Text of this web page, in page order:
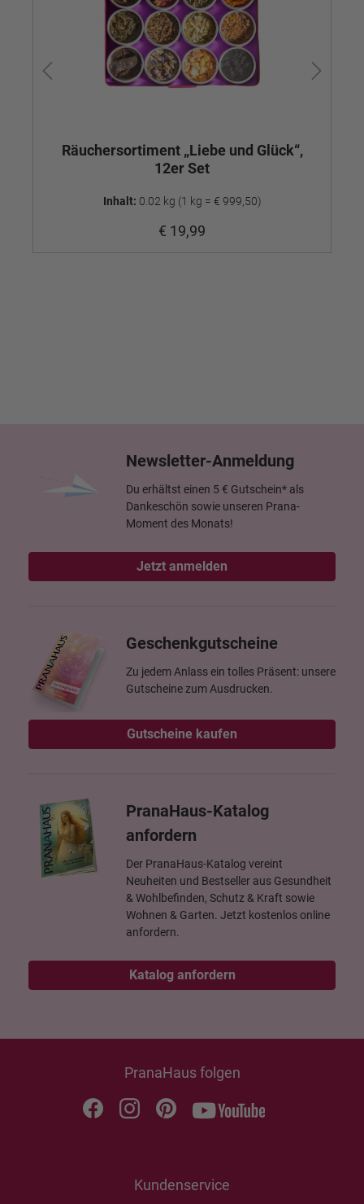
Räuchersortiment „Liebe und Glück“,
12er Set
Inhalt: 0.02 kg (1 kg = € 999,50)
€ 19,99
Newsletter-Anmeldung
Du erhältst einen 5 € Gutschein* als
Dankeschön sowie unseren Prana-
Moment des Monats!
Jetzt anmelden
Geschenkgutscheine
Zu jedem Anlass ein tolles Präsent: unsere
Gutscheine zum Ausdrucken.
Gutscheine kaufen
PranaHaus-Katalog
anfordern
Der PranaHaus-Katalog vereint
Neuheiten und Bestseller aus Gesundheit
& Wohlbefinden, Schutz & Kraft sowie
Wohnen & Garten. Jetzt kostenlos online
anfordern.
Katalog anfordern
PranaHaus folgen
Kundenservice